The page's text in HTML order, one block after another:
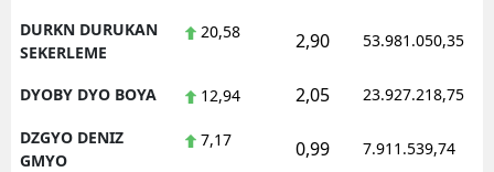
DURKN DURUKAN
SEKERLEME
20,58 2,90 53.981.050,35
DYOBY DYO BOYA 12,94 2,05 23.927.218,75
DZGYO DENIZ
GMYO
7,17 0,99 7.911.539,74